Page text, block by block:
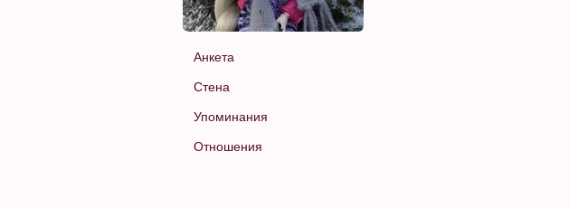
Анкета
Стена
Упоминания
Отношения